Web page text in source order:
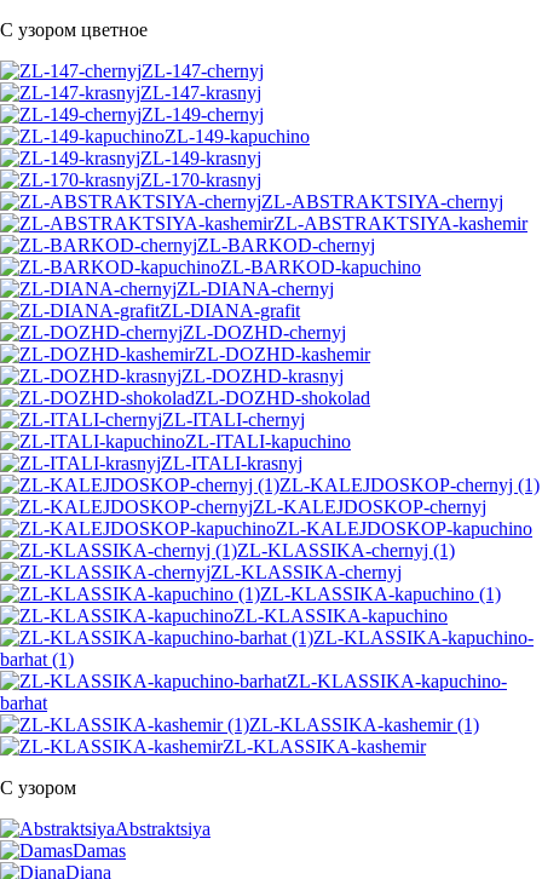
С узором цветное
ZL-147-chernyj
ZL-147-krasnyj
ZL-149-chernyj
ZL-149-kapuchino
ZL-149-krasnyj
ZL-170-krasnyj
ZL-ABSTRAKTSIYA-chernyj
ZL-ABSTRAKTSIYA-kashemir
ZL-BARKOD-chernyj
ZL-BARKOD-kapuchino
ZL-DIANA-chernyj
ZL-DIANA-grafit
ZL-DOZHD-chernyj
ZL-DOZHD-kashemir
ZL-DOZHD-krasnyj
ZL-DOZHD-shokolad
ZL-ITALI-chernyj
ZL-ITALI-kapuchino
ZL-ITALI-krasnyj
ZL-KALEJDOSKOP-chernyj (1)
ZL-KALEJDOSKOP-chernyj
ZL-KALEJDOSKOP-kapuchino
ZL-KLASSIKA-chernyj (1)
ZL-KLASSIKA-chernyj
ZL-KLASSIKA-kapuchino (1)
ZL-KLASSIKA-kapuchino
ZL-KLASSIKA-kapuchino-
barhat (1)
ZL-KLASSIKA-kapuchino-
barhat
ZL-KLASSIKA-kashemir (1)
ZL-KLASSIKA-kashemir
С узором
Abstraktsiya
Damas
Diana